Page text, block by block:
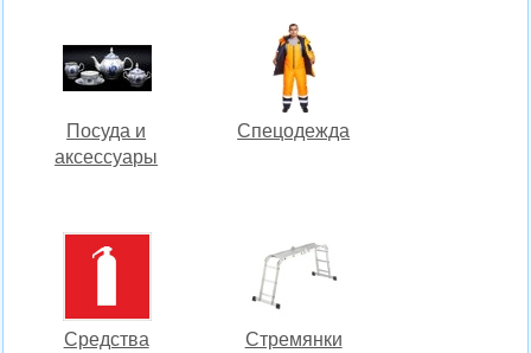
Посуда и
аксессуары
Спецодежда
Средства
Стремянки